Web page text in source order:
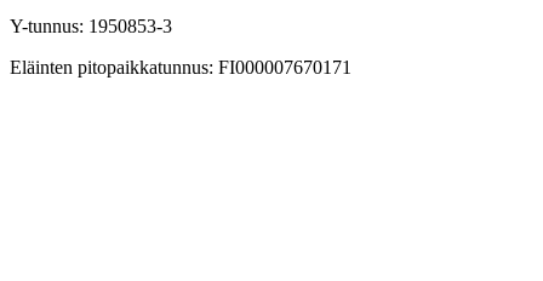
Y-tunnus: 1950853-3
Eläinten pitopaikkatunnus: FI000007670171